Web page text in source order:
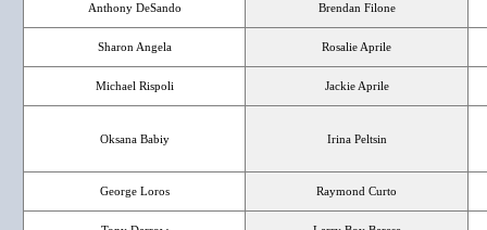
Anthony DeSando Brendan Filone
Sharon Angela Rosalie Aprile
Michael Rispoli Jackie Aprile
Oksana Babiy Irina Peltsin
George Loros Raymond Curto